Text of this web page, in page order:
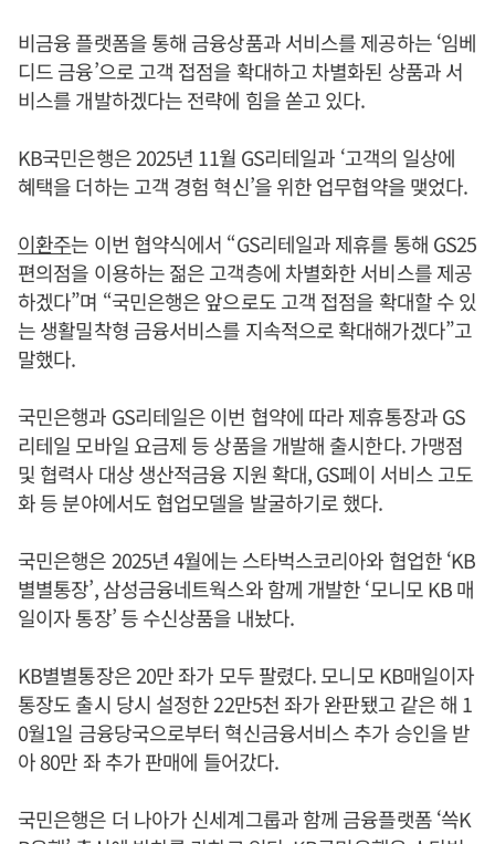
비금융 플랫폼을 통해 금융상품과 서비스를 제공하는 ‘임베
디드 금융’으로 고객 접점을 확대하고 차별화된 상품과 서
비스를 개발하겠다는 전략에 힘을 쏟고 있다.
KB국민은행은 2025년 11월 GS리테일과 ‘고객의 일상에
혜택을 더하는 고객 경험 혁신’을 위한 업무협약을 맺었다.
이환주는 이번 협약식에서 “GS리테일과 제휴를 통해 GS25
편의점을 이용하는 젊은 고객층에 차별화한 서비스를 제공
하겠다”며 “국민은행은 앞으로도 고객 접점을 확대할 수 있
는 생활밀착형 금융서비스를 지속적으로 확대해가겠다”고
말했다.
국민은행과 GS리테일은 이번 협약에 따라 제휴통장과 GS
리테일 모바일 요금제 등 상품을 개발해 출시한다. 가맹점
및 협력사 대상 생산적금융 지원 확대, GS페이 서비스 고도
화 등 분야에서도 협업모델을 발굴하기로 했다.
국민은행은 2025년 4월에는 스타벅스코리아와 협업한 ‘KB
별별통장’, 삼성금융네트웍스와 함께 개발한 ‘모니모 KB 매
일이자 통장’ 등 수신상품을 내놨다.
KB별별통장은 20만 좌가 모두 팔렸다. 모니모 KB매일이자
통장도 출시 당시 설정한 22만5천 좌가 완판됐고 같은 해 1
0월1일 금융당국으로부터 혁신금융서비스 추가 승인을 받
아 80만 좌 추가 판매에 들어갔다.
국민은행은 더 나아가 신세계그룹과 함께 금융플랫폼 ‘쓱K